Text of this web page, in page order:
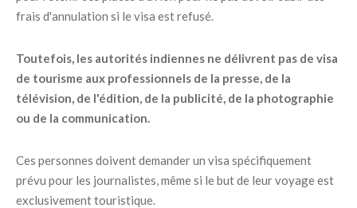
frais d'annulation si le visa est refusé.
Toutefois, les autorités indiennes ne délivrent pas de visa
de tourisme aux professionnels de la presse, de la
télévision, de l'édition, de la publicité, de la photographie
ou de la communication.
Ces personnes doivent demander un visa spécifiquement
prévu pour les journalistes, même si le but de leur voyage est
exclusivement touristique.